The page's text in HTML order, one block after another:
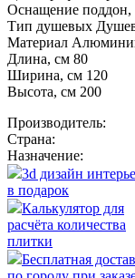
Оснащение поддон,
Тип душевых
Материал
Длина, см 80
Ширина, см 120
Высота, см 200
Производитель:
Страна:
Назначение:
3d дизайн
в подарок
Калькулятор для
расчёта количества
плитки
Бесплатная